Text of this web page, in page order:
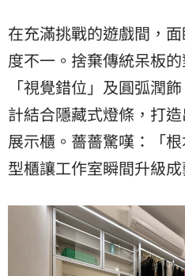
在充滿挑戰的遊戲間，
度不一。捨棄傳統呆板
「視覺錯位」及圓弧潤
計結合隱藏式燈條，打
展示櫃。薔薔驚嘆：「
型櫃讓工作室瞬間升級成